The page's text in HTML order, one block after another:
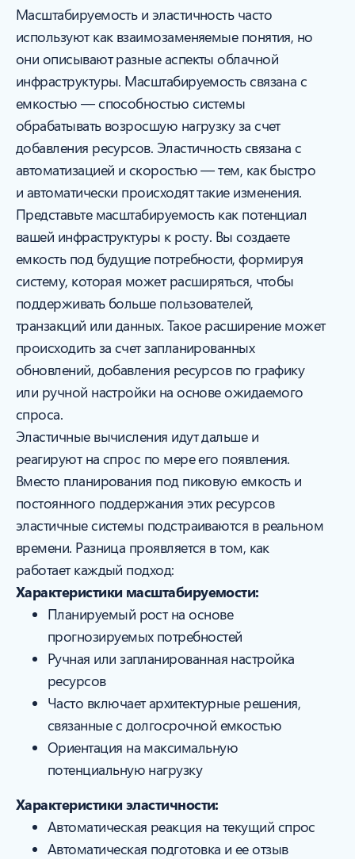
Масштабируемость и эластичность часто
используют как взаимозаменяемые понятия, но
они описывают разные аспекты облачной
инфраструктуры. Масштабируемость связана с
емкостью — способностью системы
обрабатывать возросшую нагрузку за счет
добавления ресурсов. Эластичность связана с
автоматизацией и скоростью — тем, как быстро
и автоматически происходят такие изменения.
Представьте масштабируемость как потенциал
вашей инфраструктуры к росту. Вы создаете
емкость под будущие потребности, формируя
систему, которая может расширяться, чтобы
поддерживать больше пользователей,
транзакций или данных. Такое расширение может
происходить за счет запланированных
обновлений, добавления ресурсов по графику
или ручной настройки на основе ожидаемого
спроса.
Эластичные вычисления идут дальше и
реагируют на спрос по мере его появления.
Вместо планирования под пиковую емкость и
постоянного поддержания этих ресурсов
эластичные системы подстраиваются в реальном
времени. Разница проявляется в том, как
работает каждый подход:
Характеристики масштабируемости:
Планируемый рост на основе
прогнозируемых потребностей
Ручная или запланированная настройка
ресурсов
Часто включает архитектурные решения,
связанные с долгосрочной емкостью
Ориентация на максимальную
потенциальную нагрузку
Характеристики эластичности:
Автоматическая реакция на текущий спрос
Автоматическая подготовка и ее отзыв